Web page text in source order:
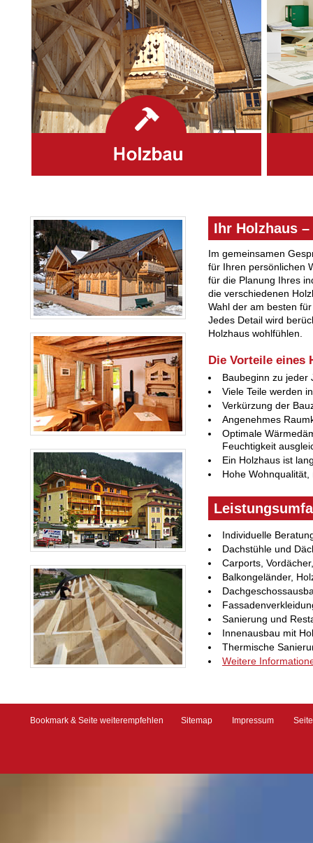
Ihr Holzhaus
Im gemeinsamen
für Ihren persönlichen
für die Planung Ihres
die verschiedenen
Wahl der am besten
Jedes Detail wird
Holzhaus wohlfühlen.
Die Vorteile eines
Baubeginn zu jeder
Viele Teile werden
Verkürzung der
Angenehmes
Optimale
Feuchtigkeit
Ein Holzhaus ist
Hohe
Individuelle
Dachstühle und
Carports,
Balkongeländer,
Sanierung und
Innenausbau mit
Thermische
Weitere
Bookmark & Seite weiterempfehlen Sitemap Impressum